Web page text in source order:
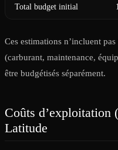
Total budget initial
Ces estimations n’incluent
(carburant, maintenance,
être budgétisés séparément.
Coûts d’exploitation
Latitude